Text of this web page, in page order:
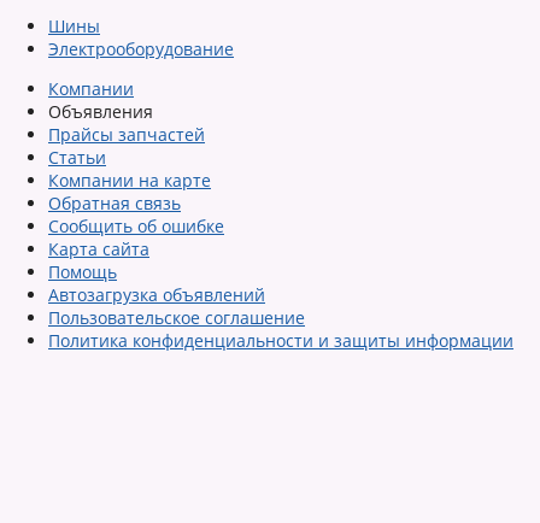
Шины
Электрооборудование
Компании
Объявления
Прайсы запчастей
Статьи
Компании на карте
Обратная связь
Сообщить об ошибке
Карта сайта
Помощь
Автозагрузка объявлений
Пользовательское соглашение
Политика конфиденциальности и защиты информации